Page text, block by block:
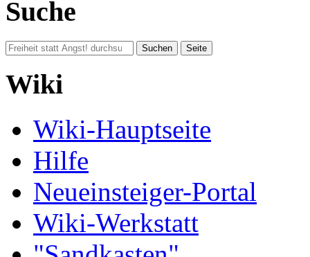
Suche
Wiki
Wiki-Hauptseite
Hilfe
Neueinsteiger-Portal
Wiki-Werkstatt